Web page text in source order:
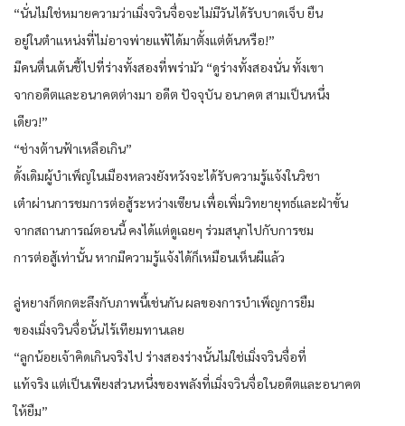
“นั่นไม่ใช่หมายความว่าเมิ่งจวินจื่อจะไม่มีวันได้รับบาดเจ็บ ยืน
อยู่ในตำแหน่งที่ไม่อาจพ่ายแพ้ได้มาตั้งแต่ต้นหรือ!”
มีคนตื่นเต้นชี้ไปที่ร่างทั้งสองที่พร่ามัว “ดูร่างทั้งสองนั่น ทั้งเขา
จากอดีตและอนาคตต่างมา อดีต ปัจจุบัน อนาคต สามเป็นหนึ่ง
เดียว!”
“ช่างต้านฟ้าเหลือเกิน”
ดั้งเดิมผู้บำเพ็ญในเมืองหลวงยังหวังจะได้รับความรู้แจ้งในวิชา
เต๋าผ่านการชมการต่อสู้ระหว่างเซียน เพื่อเพิ่มวิทยายุทธ์และฝ่าขั้น
จากสถานการณ์ตอนนี้ คงได้แต่ดูเฉยๆ ร่วมสนุกไปกับการชม
การต่อสู้เท่านั้น หากมีความรู้แจ้งได้ก็เหมือนเห็นผีแล้ว
ลู่หยางก็ตกตะลึงกับภาพนี้เช่นกัน ผลของการบำเพ็ญการยืม
ของเมิ่งจวินจื่อนั้นไร้เทียมทานเลย
“ลูกน้อยเจ้าคิดเกินจริงไป ร่างสองร่างนั้นไม่ใช่เมิ่งจวินจื่อที่
แท้จริง แต่เป็นเพียงส่วนหนึ่งของพลังที่เมิ่งจวินจื่อในอดีตและอนาคต
ให้ยืม”